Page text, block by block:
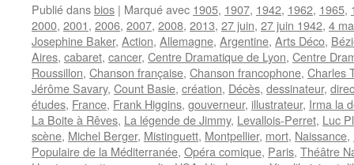
Publié dansbios | Marqué avec 1905, 1907, 1942, 1962, 1965,
2000, 2001, 2006, 2007, 2008, 2013, 27 juin, 27 juin 1942, 4
Josephine Baker, Action, Allemagne, Argentine, Arts Déco,
Aires, cabaret, cancer, Centre Dramatique de Lyon, Centre
Roussillon, Chanson française, Chanson francophone, Charles
Jérôme Savary, Count Basie, création, Décès, dessinateur,
études, France, Frank Higgins, gouverneur, illustrateur, Irma la
La Boite à Rêves, La légende de Jimmy, Levallois-Perret, Luc
scène, Michel Berger, Mistinguett, Montpellier, mort, Naissance,
Populaire de la Méditerranée, Opéra comique, Paris, Théâtre